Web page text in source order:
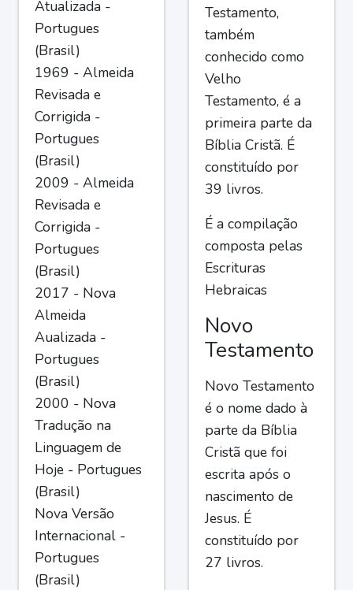
Atualizada -
Portugues
(Brasil)
1969 - Almeida
Revisada e
Corrigida -
Portugues
(Brasil)
2009 - Almeida
Revisada e
Corrigida -
Portugues
(Brasil)
2017 - Nova
Almeida
Aualizada -
Portugues
(Brasil)
2000 - Nova
Tradução na
Linguagem de
Hoje - Portugues
(Brasil)
Nova Versão
Internacional -
Portugues
(Brasil)
Testamento,
também
conhecido como
Velho
Testamento, é a
primeira parte da
Bíblia Cristã. É
constituído por
39 livros.
É a compilação
composta pelas
Escrituras
Hebraicas
Novo
Testamento
Novo Testamento
é o nome dado à
parte da Bíblia
Cristã que foi
escrita após o
nascimento de
Jesus. É
constituído por
27 livros.